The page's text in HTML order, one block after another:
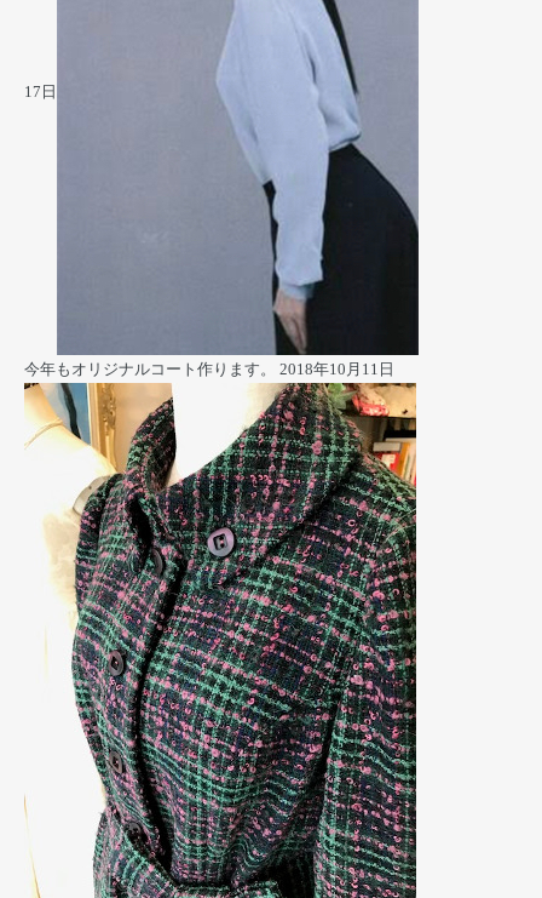
17日
今年もオリジナルコート作ります。 2018年10月11日